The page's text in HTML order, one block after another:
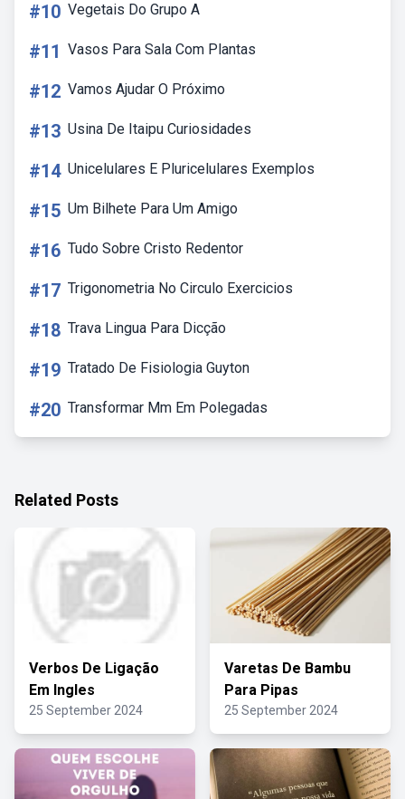
#10 Vegetais Do Grupo A
#11 Vasos Para Sala Com Plantas
#12 Vamos Ajudar O Próximo
#13 Usina De Itaipu Curiosidades
#14 Unicelulares E Pluricelulares Exemplos
#15 Um Bilhete Para Um Amigo
#16 Tudo Sobre Cristo Redentor
#17 Trigonometria No Circulo Exercicios
#18 Trava Lingua Para Dicção
#19 Tratado De Fisiologia Guyton
#20 Transformar Mm Em Polegadas
Related Posts
Verbos De Ligação
Em Ingles
25 September 2024
Varetas De Bambu
Para Pipas
25 September 2024